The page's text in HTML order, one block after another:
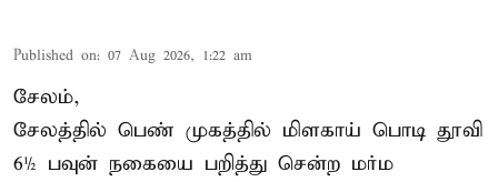
Published on: 07 Aug 2026, 1:22 am
சேலம்,
சேலத்தில் பெண் முகத்தில் மிளகாய் பொடி தூவி
6½ பவுன் நகையை பறித்து சென்ற மர்ம